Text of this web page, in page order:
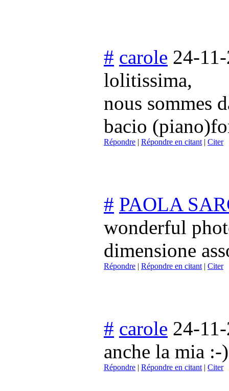
# carole 24-
lolitissima,
nous sommes
bacio
Répondre | Répondre en citant| Citer
# PAOLA
wonderful
dimensione
Répondre | Répondre en citant| Citer
# carole 24-
anche la mia :-)
Répondre | Répondre en citant| Citer